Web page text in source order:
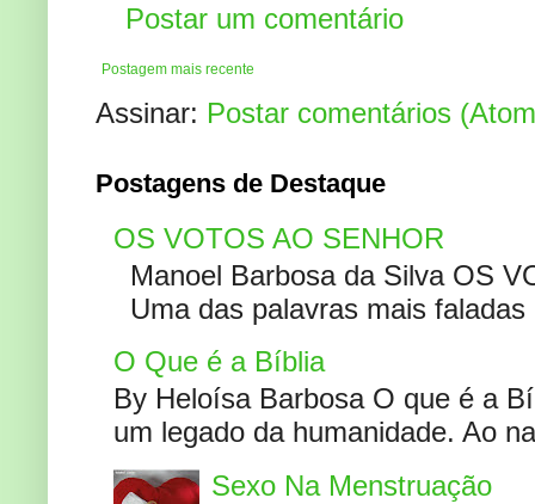
Postar um comentário
Postagem mais recente
Assinar: Postar comentários
Postagens de Destaque
OS VOTOS AO SENHOR
Manoel Barbosa da Silva OS
Uma das palavras mais
O Que é a Bíblia
By Heloísa Barbosa O que é a
um legado da humanidade. Ao
Sexo Na Menstruação